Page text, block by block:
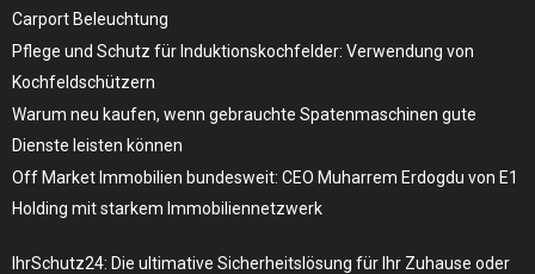
Carport Beleuchtung
Pflege und Schutz für Induktionskochfelder: Verwendung von
Kochfeldschützern
Warum neu kaufen, wenn gebrauchte Spatenmaschinen gute
Dienste leisten können
Off Market Immobilien bundesweit: CEO Muharrem Erdogdu von E1
Holding mit starkem Immobiliennetzwerk
IhrSchutz24: Die ultimative Sicherheitslösung für Ihr Zuhause oder